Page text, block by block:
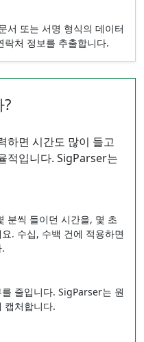
서 또는 서명 형식의 데이터
락처 정보를 추출합니다.
하면 시간도 많이 들고
적입니다. SigParser는
분씩 들이던 시간을, 몇 초
. 수십, 수백 건에 적용하면
줄입니다. SigParser는 원
캡처합니다.